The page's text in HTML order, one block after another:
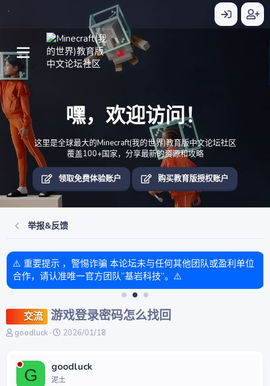
嘿，欢迎访问！
这里是全球最大的Minecraft(我的世界)教育版中文论坛社区
覆盖100+国家，分享最新的资源和攻略
领取免费体验账户 购买教育版授权账户
举报&反馈
⚠️ 重要提示 ，警惕诈骗 本论坛未与任何其他团队或盈利单位
合作，请认准唯一官方团队“基岩科技”。⚠️
交流 游戏登录密码怎么找回
主
起
goodluck
开
间
2026/01/18
G goodluck
泥土